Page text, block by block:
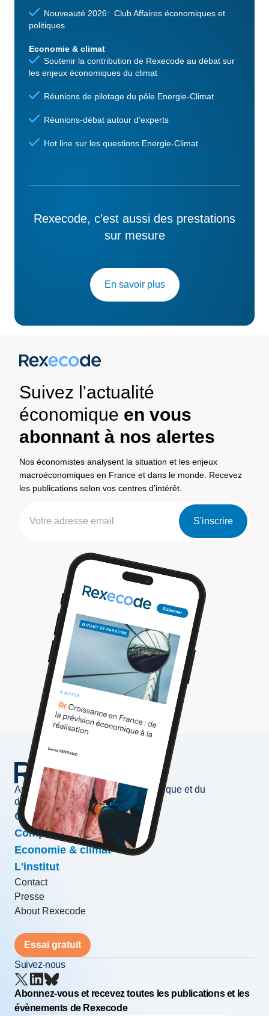
Nouveauté 2026: Club Affaires économiques et
politiques
Economie & climat
Soutenir la contribution de Rexecode au débat sur
les enjeux économiques du climat
Réunions de pilotage du pôle Energie-Climat
Réunions-débat autour d'experts
Hot line sur les questions Energie-Climat
Rexecode, c’est aussi des prestations
sur mesure
En savoir plus
Suivez l'actualité
économique en vous
abonnant à nos alertes
Nos économistes analysent la situation et les enjeux
macroéconomiques en France et dans le monde. Recevez
les publications selon vos centres d’intérêt.
S'inscrire
Au service de l'information économique et du
développement des entreprises
Conjoncture & prévisions
Compétitivité & croissance
Economie & climat
L'institut
Contact
Presse
About Rexecode
Essai gratuit
Suivez-nous
Abonnez-vous et recevez toutes les publications et les
évènements de Rexecode